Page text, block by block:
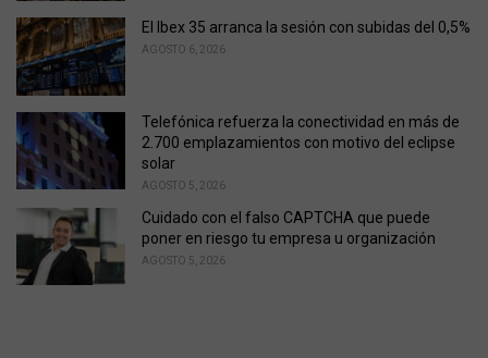
El Ibex 35 arranca la sesión con subidas del 0,5%
AGOSTO 6, 2026
Telefónica refuerza la conectividad en más de
2.700 emplazamientos con motivo del eclipse
solar
AGOSTO 5, 2026
Cuidado con el falso CAPTCHA que puede
poner en riesgo tu empresa u organización
AGOSTO 5, 2026